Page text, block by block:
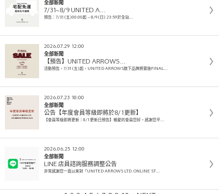
全部新聞
7/31~8/9 UNITED A…
預告：7/31(五)00:00起 ~ 8/9(日) 23:59於全站…
2026.07.29 12:00
全部新聞
【預告】UNITED ARROWS…
活動預告，7/31(五)起，UNITED ARROWS旗下品牌將實施FINAL…
2026.07.23 18:00
全部新聞
公告【年度會員等級即將於8/1更新】
【會員等級即將更新｜8/1更新日預告】親愛的會員您好，感謝您平…
2026.06.25 12:00
全部新聞
LINE 店員諮詢服務調整公告
非常感謝您一直以來對「UNITED ARROWS LTD. ONLINE ST…